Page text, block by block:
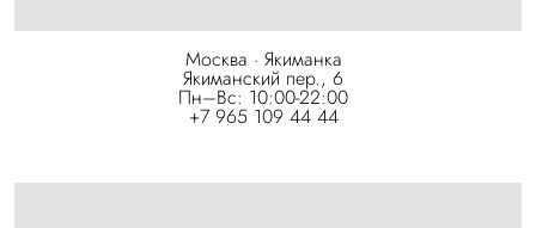
Москва · Якиманка
Якиманский пер., 6
Пн–Вс: 10:00-22:00
+7 965 109 44 44